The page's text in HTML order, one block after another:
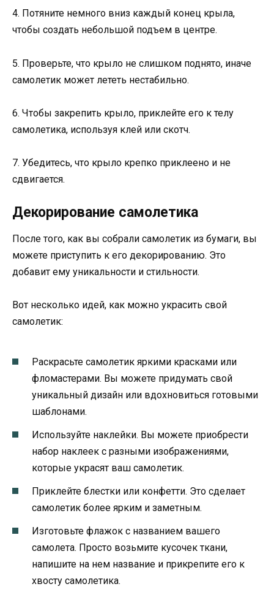
4. Потяните немного вниз каждый конец крыла,
чтобы создать небольшой подъем в центре.
5. Проверьте, что крыло не слишком поднято, иначе
самолетик может лететь нестабильно.
6. Чтобы закрепить крыло, приклейте его к телу
самолетика, используя клей или скотч.
7. Убедитесь, что крыло крепко приклеено и не
сдвигается.
Декорирование самолетика
После того, как вы собрали самолетик из бумаги, вы
можете приступить к его декорированию. Это
добавит ему уникальности и стильности.
Вот несколько идей, как можно украсить свой
самолетик:
Раскрасьте самолетик яркими красками или
фломастерами. Вы можете придумать свой
уникальный дизайн или вдохновиться готовыми
шаблонами.
Используйте наклейки. Вы можете приобрести
набор наклеек с разными изображениями,
которые украсят ваш самолетик.
Приклейте блестки или конфетти. Это сделает
самолетик более ярким и заметным.
Изготовьте флажок с названием вашего
самолета. Просто возьмите кусочек ткани,
напишите на нем название и прикрепите его к
хвосту самолетика.